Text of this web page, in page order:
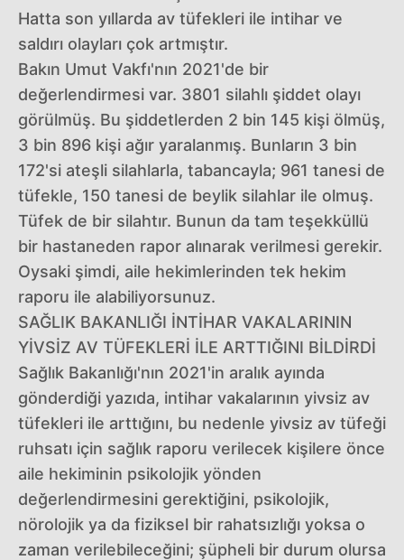
Hatta son yıllarda av tüfekleri ile intihar ve
saldırı olayları çok artmıştır.
Bakın Umut Vakfı'nın 2021'de bir
değerlendirmesi var. 3801 silahlı şiddet olayı
görülmüş. Bu şiddetlerden 2 bin 145 kişi ölmüş,
3 bin 896 kişi ağır yaralanmış. Bunların 3 bin
172'si ateşli silahlarla, tabancayla; 961 tanesi de
tüfekle, 150 tanesi de beylik silahlar ile olmuş.
Tüfek de bir silahtır. Bunun da tam teşekküllü
bir hastaneden rapor alınarak verilmesi gerekir.
Oysaki şimdi, aile hekimlerinden tek hekim
raporu ile alabiliyorsunuz.
SAĞLIK BAKANLIĞI İNTİHAR VAKALARININ
YİVSİZ AV TÜFEKLERİ İLE ARTTIĞINI BİLDİRDİ
Sağlık Bakanlığı'nın 2021'in aralık ayında
gönderdiği yazıda, intihar vakalarının yivsiz av
tüfekleri ile arttığını, bu nedenle yivsiz av tüfeği
ruhsatı için sağlık raporu verilecek kişilere önce
aile hekiminin psikolojik yönden
değerlendirmesini gerektiğini, psikolojik,
nörolojik ya da fiziksel bir rahatsızlığı yoksa o
zaman verilebileceğini; şüpheli bir durum olursa